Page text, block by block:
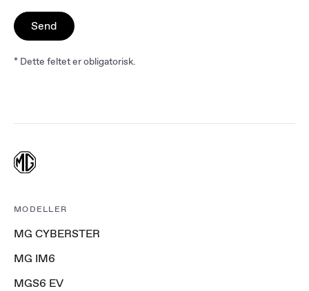
Send
* Dette feltet er obligatorisk.
MODELLER
MG CYBERSTER
MG IM6
MGS6 EV